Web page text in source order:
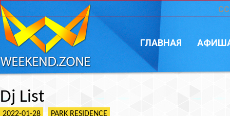
ГЛАВНАЯ
Dj List
2022-01-28 PARK RESIDENCE